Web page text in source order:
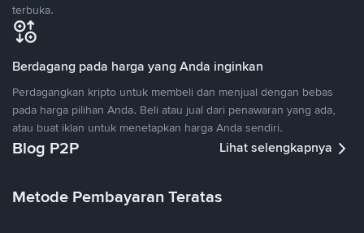
terbuka.
Berdagang pada harga yang Anda inginkan
Perdagangkan kripto untuk membeli dan menjual dengan bebas
pada harga pilihan Anda. Beli atau jual dari penawaran yang ada,
atau buat iklan untuk menetapkan harga Anda sendiri.
Blog P2P Lihat selengkapnya
Metode Pembayaran Teratas